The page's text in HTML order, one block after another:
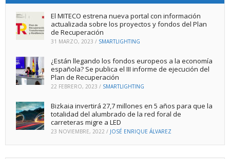
El MITECO estrena nueva portal con información
actualizada sobre los proyectos y fondos del Plan
de Recuperación
31 MARZO, 2023 / SMARTLIGHTING
¿Están llegando los fondos europeos a la economía
española? Se publica el III informe de ejecución del
Plan de Recuperación
22 FEBRERO, 2023 / SMARTLIGHTING
Bizkaia invertirá 27,7 millones en 5 años para que la
totalidad del alumbrado de la red foral de
carreteras migre a LED
23 NOVIEMBRE, 2022 / JOSÉ ENRIQUE ÁLVAREZ